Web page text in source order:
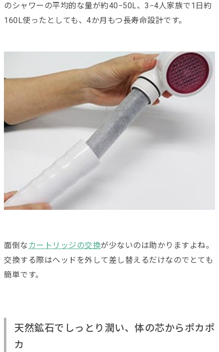
のシャワーの平均的な量が約40−50L、3−4人家族で1日約
160L使ったとしても、4か月もつ長寿命設計です。
面倒な カートリッジの交換が少ないのは助かりますよね。
交換する際はヘッドを外して差し替えるだけなのでとても
簡単です。
天然鉱石でしっとり潤い、体の芯からポカポ
カ